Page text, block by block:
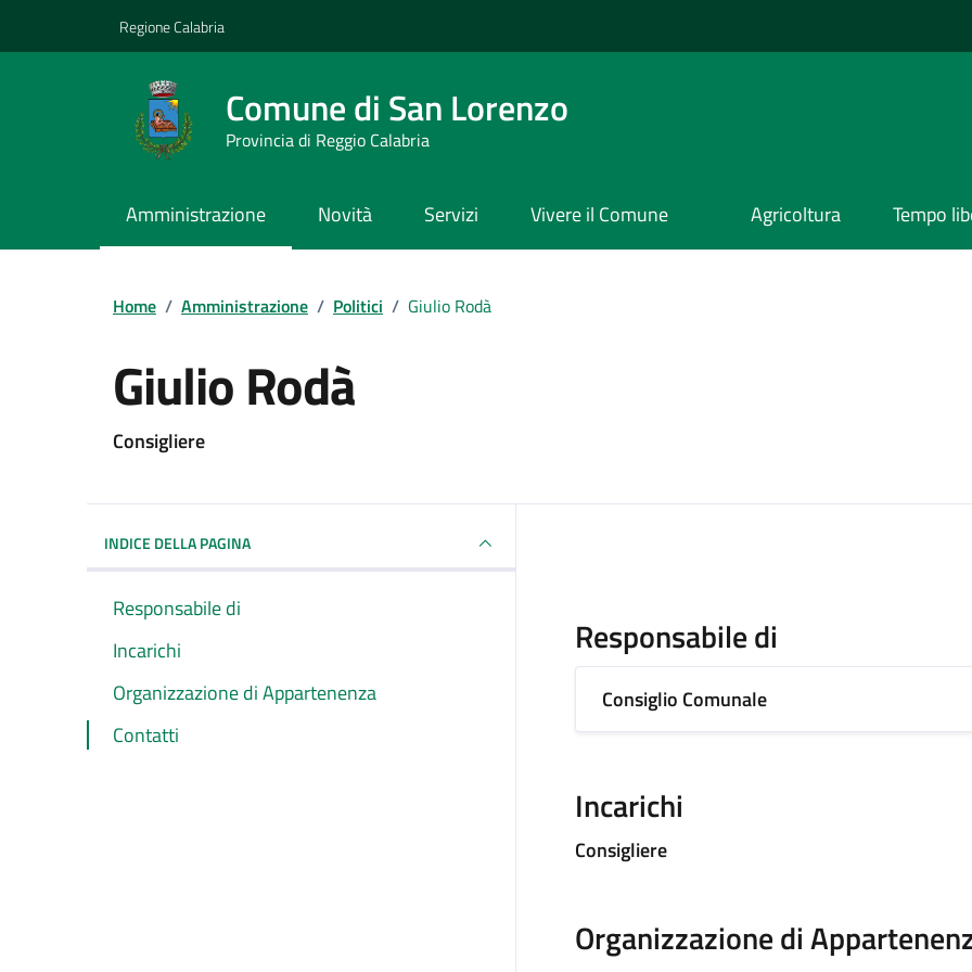
Regione Calabria
Comune di San Lorenzo
Provincia di Reggio Calabria
Amministrazione Novità Servizi Vivere il Comune Agricoltura Tempo
Home / Amministrazione / Politici / Giulio Rodà
Giulio Rodà
Consigliere
INDICE DELLA PAGINA
Responsabile di
Incarichi
Organizzazione di Appartenenza
Contatti
Responsabile di
Consiglio Comunale
Incarichi
Consigliere
Organizzazione di